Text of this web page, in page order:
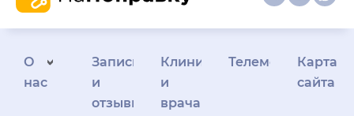
О
нас
Запись
и
отзывы
Клиникам
и
врачам
Телемедицина
Карта
сайта